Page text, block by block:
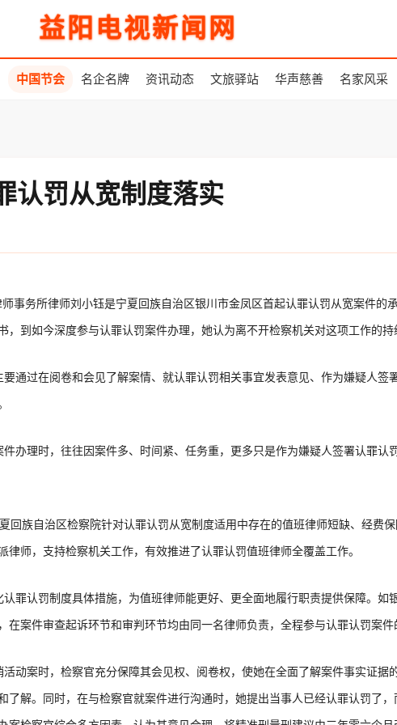
益阳电视新闻网
中国节会 名企名牌 资讯动态 文旅驿站 华声慈善 名家风采
认罚从宽制度落实
事务所律师刘小钰是宁夏回族自治区银川市金凤区首起认罪认罚从宽案件的
到如今深度参与认罪认罚案件办理，她认为离不开检察机关对这项工作的持
通过在阅卷和会见了解案情、就认罪认罚相关事宜发表意见、作为嫌疑人签
办理时，往往因案件多、时间紧、任务重，更多只是作为嫌疑人签署认罪认
回族自治区检察院针对认罪认罚从宽制度适用中存在的值班律师短缺、经费
师，支持检察机关工作，有效推进了认罪认罚值班律师全覆盖工作。
罪认罚制度具体措施，为值班律师能更好、更全面地履行职责提供保障。如
案件审查起诉环节和审判环节均由同一名律师负责，全程参与认罪认罚案件
动案时，检察官充分保障其会见权、阅卷权，使她在全面了解案件事实证据
解。同时，在与检察官就案件进行沟通时，她提出当事人已经认罪认罚了